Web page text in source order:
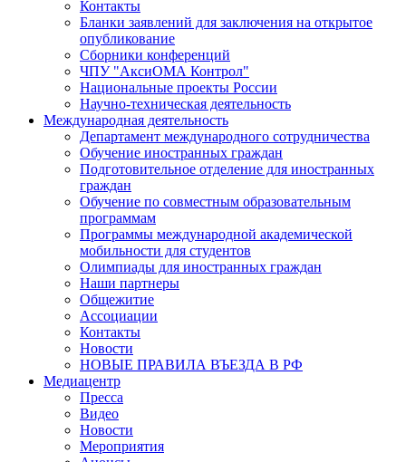
Контакты
Бланки заявлений для заключения на открытое
опубликование
Сборники конференций
ЧПУ "АксиОМА Контрол"
Национальные проекты России
Научно-техническая деятельность
Международная деятельность
Департамент международного сотрудничества
Обучение иностранных граждан
Подготовительное отделение для иностранных
граждан
Обучение по совместным образовательным
программам
Программы международной академической
мобильности для студентов
Олимпиады для иностранных граждан
Наши партнеры
Общежитие
Ассоциации
Контакты
Новости
НОВЫЕ ПРАВИЛА ВЪЕЗДА В РФ
Медиацентр
Пресса
Видео
Новости
Мероприятия